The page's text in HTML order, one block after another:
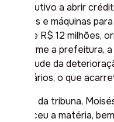
o Executivo a abrir
veículos e máquinas
total de R$ 12 milhões,
Conforme a prefeitura,
em virtude da
rodoviários, o que
No uso da tribuna,
enalteceu a matéria,